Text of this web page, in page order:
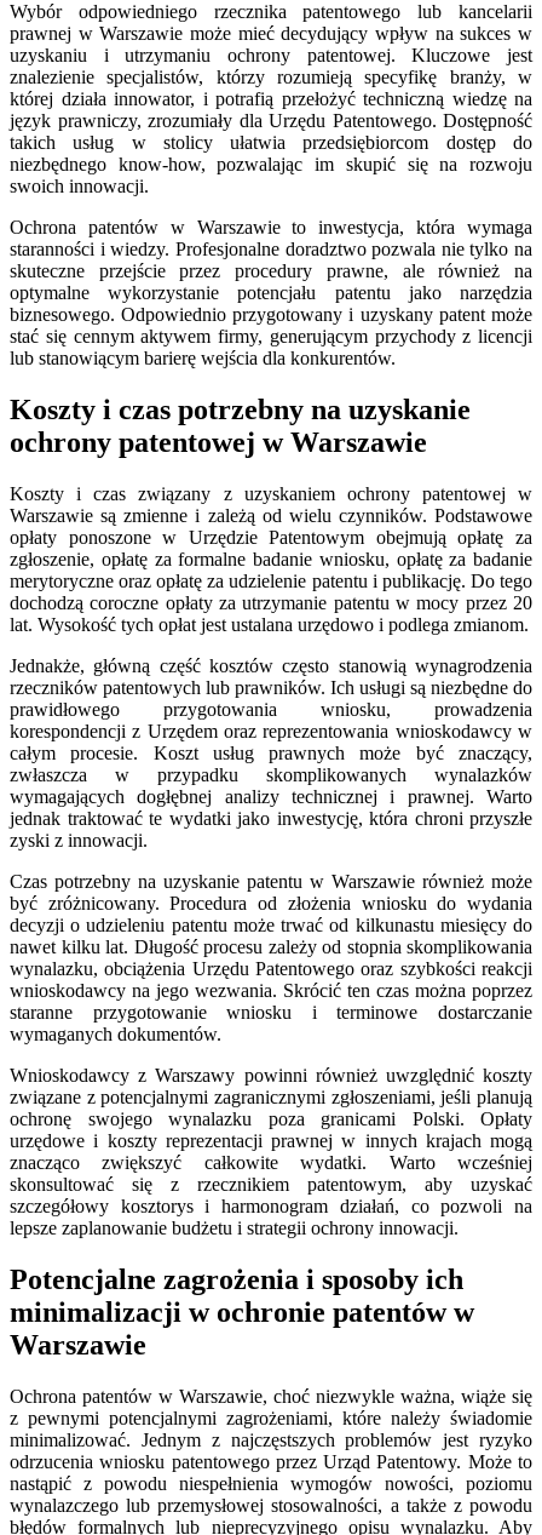
Wybór odpowiedniego rzecznika patentowego lub kancelarii
prawnej w Warszawie może mieć decydujący wpływ na sukces w
uzyskaniu i utrzymaniu ochrony patentowej. Kluczowe jest
znalezienie specjalistów, którzy rozumieją specyfikę branży, w
której działa innowator, i potrafią przełożyć techniczną wiedzę na
język prawniczy, zrozumiały dla Urzędu Patentowego. Dostępność
takich usług w stolicy ułatwia przedsiębiorcom dostęp do
niezbędnego know-how, pozwalając im skupić się na rozwoju
swoich innowacji.
Ochrona patentów w Warszawie to inwestycja, która wymaga
staranności i wiedzy. Profesjonalne doradztwo pozwala nie tylko na
skuteczne przejście przez procedury prawne, ale również na
optymalne wykorzystanie potencjału patentu jako narzędzia
biznesowego. Odpowiednio przygotowany i uzyskany patent może
stać się cennym aktywem firmy, generującym przychody z licencji
lub stanowiącym barierę wejścia dla konkurentów.
Koszty i czas potrzebny na uzyskanie
ochrony patentowej w Warszawie
Koszty i czas związany z uzyskaniem ochrony patentowej w
Warszawie są zmienne i zależą od wielu czynników. Podstawowe
opłaty ponoszone w Urzędzie Patentowym obejmują opłatę za
zgłoszenie, opłatę za formalne badanie wniosku, opłatę za badanie
merytoryczne oraz opłatę za udzielenie patentu i publikację. Do tego
dochodzą coroczne opłaty za utrzymanie patentu w mocy przez 20
lat. Wysokość tych opłat jest ustalana urzędowo i podlega zmianom.
Jednakże, główną część kosztów często stanowią wynagrodzenia
rzeczników patentowych lub prawników. Ich usługi są niezbędne do
prawidłowego przygotowania wniosku, prowadzenia
korespondencji z Urzędem oraz reprezentowania wnioskodawcy w
całym procesie. Koszt usług prawnych może być znaczący,
zwłaszcza w przypadku skomplikowanych wynalazków
wymagających dogłębnej analizy technicznej i prawnej. Warto
jednak traktować te wydatki jako inwestycję, która chroni przyszłe
zyski z innowacji.
Czas potrzebny na uzyskanie patentu w Warszawie również może
być zróżnicowany. Procedura od złożenia wniosku do wydania
decyzji o udzieleniu patentu może trwać od kilkunastu miesięcy do
nawet kilku lat. Długość procesu zależy od stopnia skomplikowania
wynalazku, obciążenia Urzędu Patentowego oraz szybkości reakcji
wnioskodawcy na jego wezwania. Skrócić ten czas można poprzez
staranne przygotowanie wniosku i terminowe dostarczanie
wymaganych dokumentów.
Wnioskodawcy z Warszawy powinni również uwzględnić koszty
związane z potencjalnymi zagranicznymi zgłoszeniami, jeśli planują
ochronę swojego wynalazku poza granicami Polski. Opłaty
urzędowe i koszty reprezentacji prawnej w innych krajach mogą
znacząco zwiększyć całkowite wydatki. Warto wcześniej
skonsultować się z rzecznikiem patentowym, aby uzyskać
szczegółowy kosztorys i harmonogram działań, co pozwoli na
lepsze zaplanowanie budżetu i strategii ochrony innowacji.
Potencjalne zagrożenia i sposoby ich
minimalizacji w ochronie patentów w
Warszawie
Ochrona patentów w Warszawie, choć niezwykle ważna, wiąże się
z pewnymi potencjalnymi zagrożeniami, które należy świadomie
minimalizować. Jednym z najczęstszych problemów jest ryzyko
odrzucenia wniosku patentowego przez Urząd Patentowy. Może to
nastąpić z powodu niespełnienia wymogów nowości, poziomu
wynalazczego lub przemysłowej stosowalności, a także z powodu
błędów formalnych lub nieprecyzyjnego opisu wynalazku. Aby